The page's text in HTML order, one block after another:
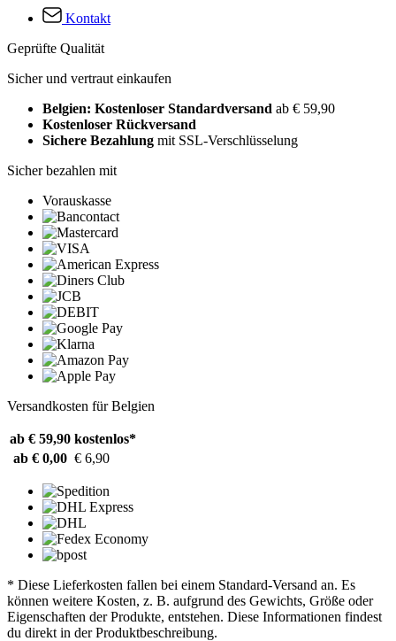
Kontakt
Geprüfte Qualität
Sicher und vertraut einkaufen
Belgien: Kostenloser Standardversand ab € 59,90
Kostenloser Rückversand
Sichere Bezahlung mit SSL-Verschlüsselung
Sicher bezahlen mit
Vorauskasse
Versandkosten für Belgien
ab € 59,90 kostenlos*
ab € 0,00 € 6,90
* Diese Lieferkosten fallen bei einem Standard-Versand an. Es
können weitere Kosten, z. B. aufgrund des Gewichts, Größe oder
Eigenschaften der Produkte, entstehen. Diese Informationen findest
du direkt in der Produktbeschreibung.